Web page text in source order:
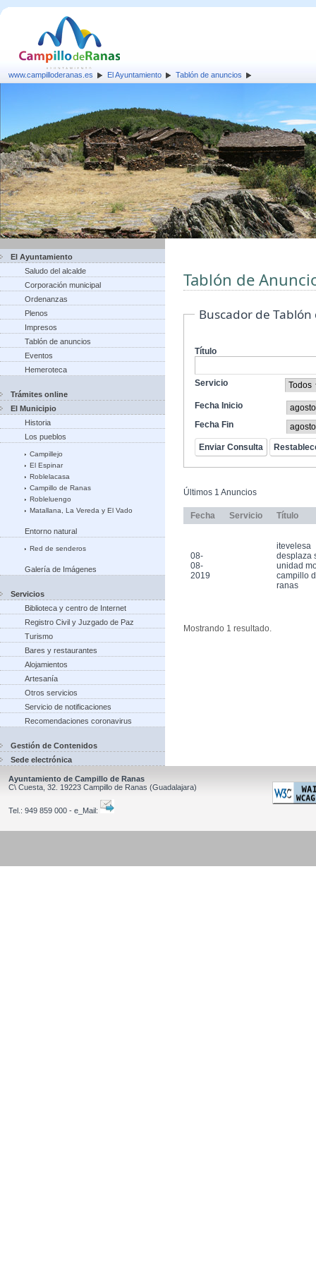
www.campilloderanas.es El Ayuntamiento Tablón de anuncios
El Ayuntamiento
Saludo del alcalde
Corporación municipal
Ordenanzas
Plenos
Impresos
Tablón de anuncios
Eventos
Hemeroteca
Trámites online
El Municipio
Historia
Los pueblos
Campillejo
El Espinar
Roblelacasa
Campillo de Ranas
Robleluengo
Matallana, La Vereda y El Vado
Entorno natural
Red de senderos
Galería de Imágenes
Servicios
Biblioteca y centro de Internet
Registro Civil y Juzgado de Paz
Turismo
Bares y restaurantes
Alojamientos
Artesanía
Otros servicios
Servicio de notificaciones
Recomendaciones coronavirus
Gestión de Contenidos
Sede electrónica
Tablón de
Buscador de
Título
Servicio
Fecha Inicio
Fecha Fin
Últimos 1 Anuncios
Fecha Servicio Título
08-
08-
2019
itevelesa
desplaza
unidad
campillo
ranas
Mostrando 1 resultado.
Ayuntamiento de Campillo de Ranas
C\ Cuesta, 32. 19223 Campillo de Ranas (Guadalajara)
Tel.: 949 859 000 - e_Mail: